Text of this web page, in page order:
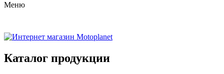
Меню
Каталог продукции